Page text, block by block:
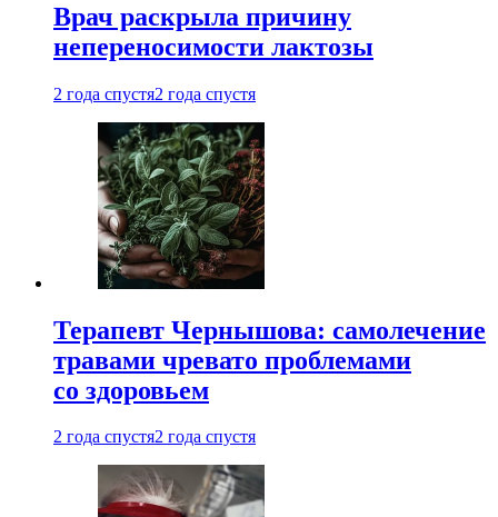
Врач раскрыла причину
непереносимости лактозы
2 года спустя2 года спустя
Терапевт Чернышова: самолечение
травами чревато проблемами
со здоровьем
2 года спустя2 года спустя